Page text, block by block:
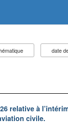
date
relative à
civile.